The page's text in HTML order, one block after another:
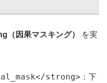
（因果マスキング）
を実
strong> ：下